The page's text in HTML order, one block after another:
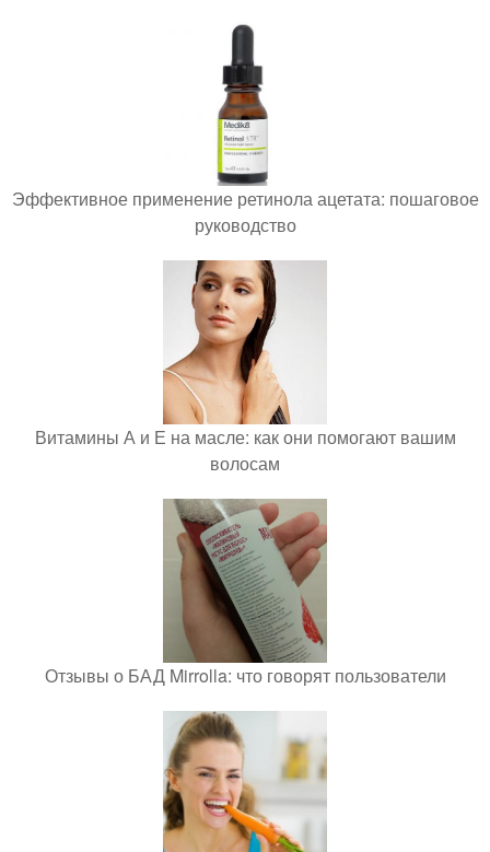
Эффективное применение ретинола ацетата: пошаговое
руководство
Витамины А и Е на масле: как они помогают вашим
волосам
Отзывы о БАД Mirrolla: что говорят пользователи